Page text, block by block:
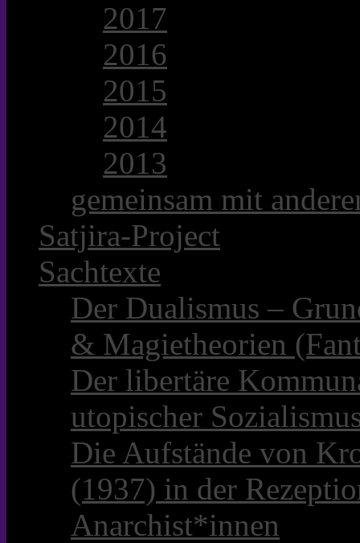
2017
2016
2015
2014
2013
gemeinsam mit
Satjira-Project
Sachtexte
Der Dualismus –
& Magietheorien
Der libertäre
utopischer
Die Aufstände von
(1937) in der
Anarchist*innen